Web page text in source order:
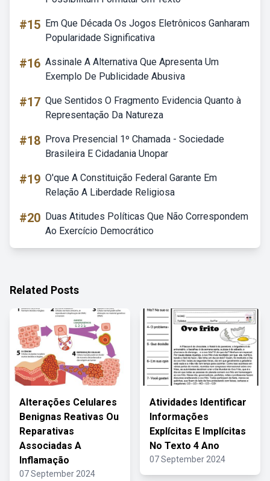
#15 Em Que Década Os Jogos Eletrônicos Ganharam
Popularidade Significativa
#16 Assinale A Alternativa Que Apresenta Um
Exemplo De Publicidade Abusiva
#17 Que Sentidos O Fragmento Evidencia Quanto à
Representação Da Natureza
#18 Prova Presencial 1º Chamada - Sociedade
Brasileira E Cidadania Unopar
#19 O'que A Constituição Federal Garante Em
Relação A Liberdade Religiosa
#20 Duas Atitudes Políticas Que Não Correspondem
Ao Exercício Democrático
Related Posts
Alterações Celulares
Benignas Reativas Ou
Reparativas
Associadas A
Inflamação
07 September 2024
Atividades Identificar
Informações
Explícitas E Implícitas
No Texto 4 Ano
07 September 2024